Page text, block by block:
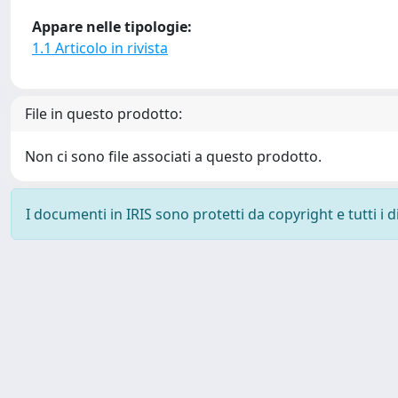
Appare nelle tipologie:
1.1 Articolo in rivista
File in questo prodotto:
Non ci sono file associati a questo prodotto.
I documenti in IRIS sono protetti da copyright e tutti i